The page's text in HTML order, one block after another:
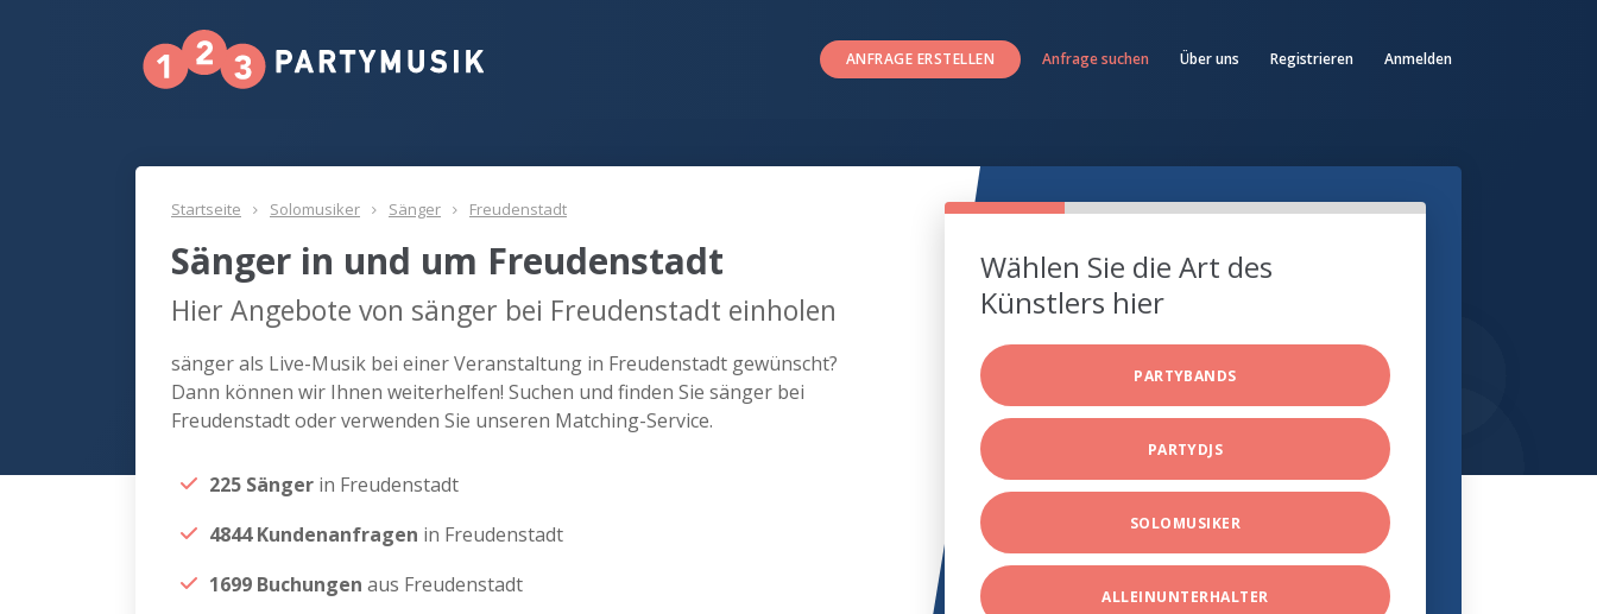
ANFRAGE ERSTELLEN Anfrage suchen Über uns Registrieren Anmelden
Startseite Solomusiker Sänger Freudenstadt
Sänger in und um Freudenstadt
Hier Angebote von sänger bei Freudenstadt einholen
sänger als Live-Musik bei einer Veranstaltung in Freudenstadt gewünscht?
Dann können wir Ihnen weiterhelfen! Suchen und finden Sie sänger bei
Freudenstadt oder verwenden Sie unseren Matching-Service.
225 Sänger in Freudenstadt
4844 Kundenanfragen in Freudenstadt
1699 Buchungen aus Freudenstadt
Wählen Sie die Art des
Künstlers hier
PARTYBANDS
PARTYDJS
SOLOMUSIKER
ALLEINUNTERHALTER